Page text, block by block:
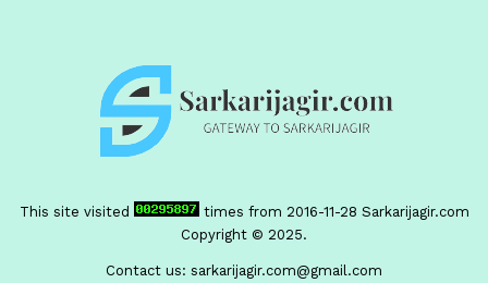
This site visited times from 2016-11-28 Sarkarijagir.com
Copyright © 2025.
Contact us: sarkarijagir.com@gmail.com